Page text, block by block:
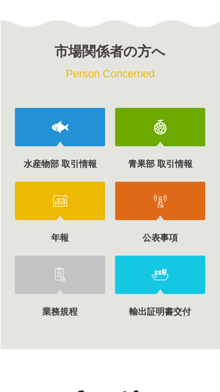
市場関係者の方へ
Person Concerned
水産物部 取引情報 青果部 取引情報
年報 公表事項
業務規程 輸出証明書交付